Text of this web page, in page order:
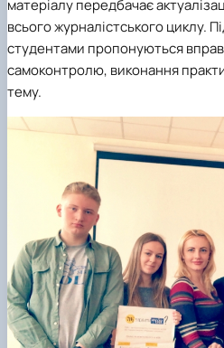
матеріалу передбачає
всього журналістського циклу.
студентами пропонуються
самоконтролю, виконання
тему.